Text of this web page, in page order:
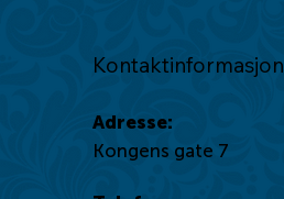
Kontaktinformasjon
Adresse:
Kongens gate 7